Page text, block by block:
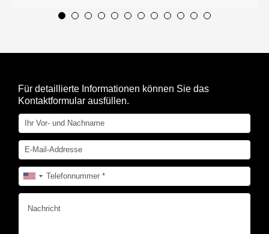
Für detaillierte Informationen können Sie das
Kontaktformular ausfüllen.